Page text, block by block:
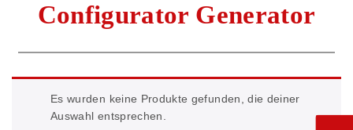
Configurator Generator
Es wurden keine Produkte gefunden, die deiner
Auswahl entsprechen.